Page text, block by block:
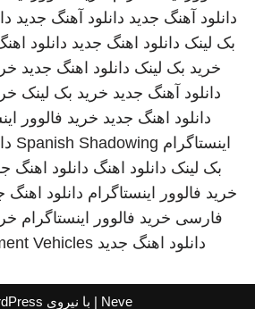
دانلود آهنگ جدید دانلود آهنگ جدید
بک لینک دانلود اهنگ جدید دانلود
خرید بک لینک دانلود اهنگ جدید
دانلود آهنگ جدید خرید بک لینک
دانلود اهنگ جدید خرید فالوور
اینستاگرام Spanish Shadowing
بک لینک دانلود اهنگ دانلود اهنگ
خرید فالوور اینستاگرام دانلود اهنگ
فارسی خرید فالوور اینستاگرام
دانلود اهنگ جدید Vehicles
Neve | با نیروی